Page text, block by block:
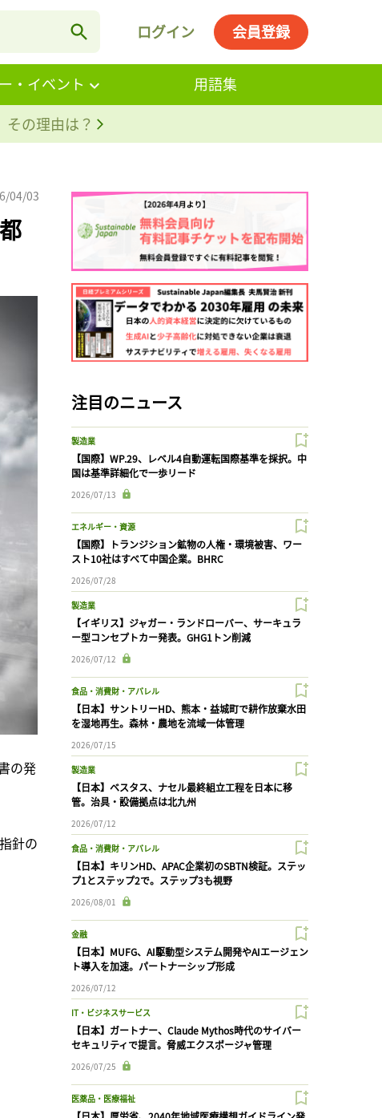
ログイン 会員登録
・イベント
用語集
の理由は？
04/03
の発
針の
注目のニュース
製造業
【国際】WP.29、レベル4自動運転国際基準を採択。中
国は基準詳細化で一歩リード
2026/07/13
エネルギー・資源
【国際】トランジション鉱物の人権・環境被害、ワー
スト10社はすべて中国企業。BHRC
2026/07/28
製造業
【イギリス】ジャガー・ランドローバー、サーキュラ
ー型コンセプトカー発表。GHG1トン削減
2026/07/12
食品・消費財・アパレル
【日本】サントリーHD、熊本・益城町で耕作放棄水田
を湿地再生。森林・農地を流域一体管理
2026/07/15
製造業
【日本】ベスタス、ナセル最終組立工程を日本に移
管。治具・設備拠点は北九州
2026/07/12
食品・消費財・アパレル
【日本】キリンHD、APAC企業初のSBTN検証。ステッ
プ1とステップ2で。ステップ3も視野
2026/08/01
金融
【日本】MUFG、AI駆動型システム開発やAIエージェン
ト導入を加速。パートナーシップ形成
2026/07/12
IT・ビジネスサービス
【日本】ガートナー、Claude Mythos時代のサイバー
セキュリティで提言。脅威エクスポージャ管理
2026/07/25
医薬品・医療福祉